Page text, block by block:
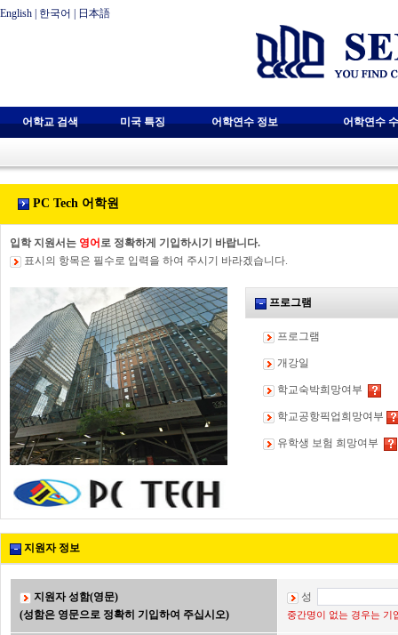
English 한국어 日本語
어학교 검색 미국 특징 어학연수 정보 어학연수
PC Tech 어학원
입학 지원서는 영어 로 정확하게 기입하시기 바랍니다.
표시의 항목은 필수로 입력을 하여 주시기 바라겠습니다.
프로그램
프로그램
개강일
학교숙박희망여부
학교공항픽업희망여부
유학생 보험 희망여부
지원자 정보
지원자 성함(영문)
(성함은 영문으로 정확히 기입하여 주십시오)
성
중간명이 없는 경우는 기